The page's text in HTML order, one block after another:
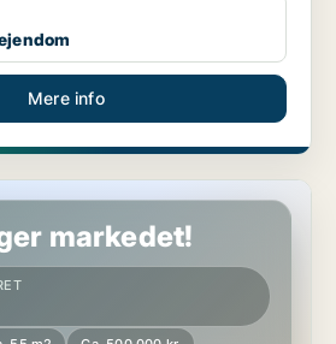
Mere info
markedet!